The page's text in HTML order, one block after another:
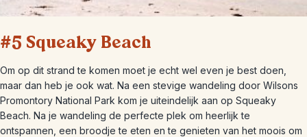
#5 Squeaky Beach
Om op dit strand te komen moet je echt wel even je best doen,
maar dan heb je ook wat. Na een stevige wandeling door Wilsons
Promontory National Park kom je uiteindelijk aan op Squeaky
Beach. Na je wandeling de perfecte plek om heerlijk te
ontspannen, een broodje te eten en te genieten van het moois om